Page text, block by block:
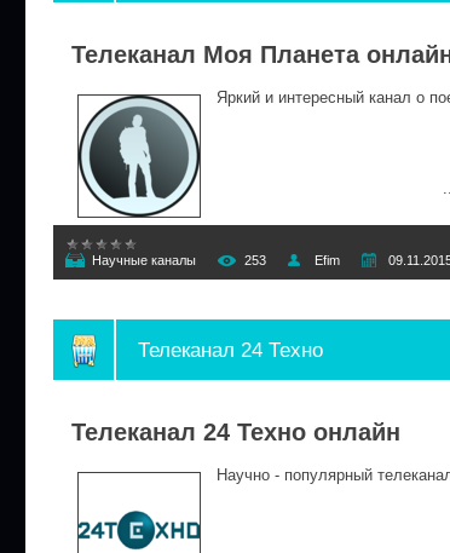
Телеканал Моя Планета
Яркий и интересный канал о
Научные каналы 253 Efim
Телеканал 24 Техно
Телеканал 24 Техно онлайн
Научно - популярный